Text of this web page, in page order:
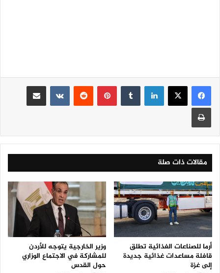
لينكدإن بينتيريست
مقالات ذات صلة
أرما للصناعات الغذائية تطلق
قافلة مساعدات غذائية جديدة
إلى غزة
وزير الخارجية يتوجه للأردن
للمشاركة في الاجتماع الوزاري
حول القدس